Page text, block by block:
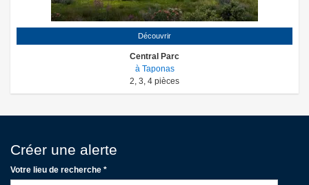
Découvrir
Central Parc
à Taponas
2 3 4 pièces
Créer une alerte
Votre lieu de recherche *